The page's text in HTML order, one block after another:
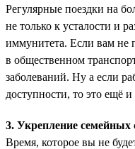
Регулярные поездки на
не только к усталости и
иммунитета. Если вам не
в общественном
заболеваний. Ну а если
доступности, то это ещё
3. Укрепление семейных
Время, которое вы не